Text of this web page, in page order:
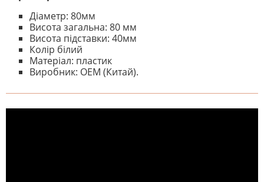
Діаметр: 80мм
Висота загальна: 80 мм
Висота підставки: 40мм
Колір білий
Матеріал: пластик
Виробник: ОЕМ (Китай).
На даний час немає відгуків. Ви
першим, хто напише відгук.